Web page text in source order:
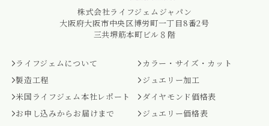
株式会社ライフジェムジャパン
大阪府大阪市中央区博労町一丁目8番2号
三共堺筋本町ビル８階
ライフジェムについて
製造工程
米国ライフジェム本社レポート
お申し込みからお届けまで
カラー・サイズ・カット
ジュエリー加工
ダイヤモンド価格表
ジュエリー価格表